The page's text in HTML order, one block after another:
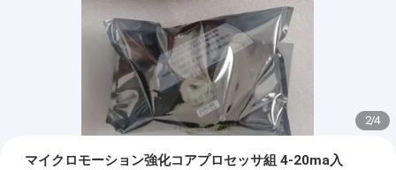
2/4
マイクロモーション強化コアプロセッサ組 4-20ma入